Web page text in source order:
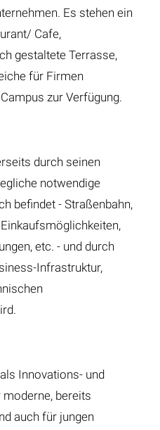
Es stehen ein
Cafe,
gestaltete Terrasse,
für Firmen
zur Verfügung.
durch seinen
notwendige
befindet - Straßenbahn,
etc. - und durch
Infrastruktur,
Innovations- und
bereits
auch für jungen